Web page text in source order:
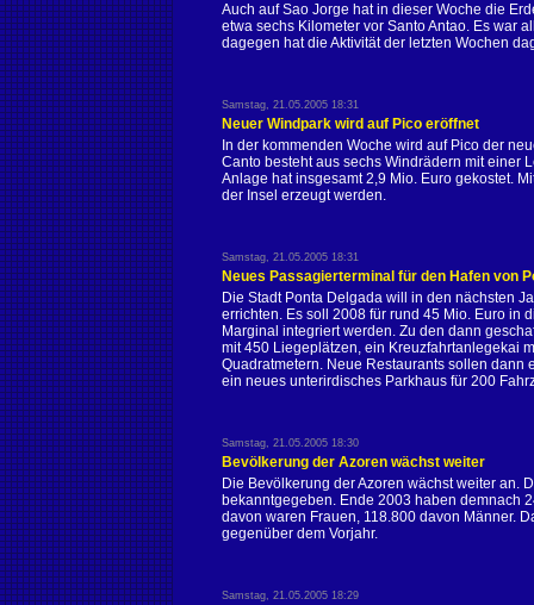
Auch auf Sao Jorge hat in dieser Woche die
etwa sechs Kilometer vor Santo Antao. Es war
dagegen hat die Aktivität der letzten Wochen
Samstag, 21.05.2005 18:31
Neuer Windpark wird auf Pico eröffnet
In der kommenden Woche wird auf Pico der
Canto besteht aus sechs Windrädern mit einer
Anlage hat insgesamt 2,9 Mio. Euro gekostet.
der Insel erzeugt werden.
Samstag, 21.05.2005 18:31
Neues Passagierterminal für den Hafen von
Die Stadt Ponta Delgada will in den nächsten
errichten. Es soll 2008 für rund 45 Mio. Euro in
Marginal integriert werden. Zu den dann
mit 450 Liegeplätzen, ein Kreuzfahrtanlegekai
Quadratmetern. Neue Restaurants sollen
ein neues unterirdisches Parkhaus für 200
Samstag, 21.05.2005 18:30
Bevölkerung der Azoren wächst weiter
Die Bevölkerung der Azoren wächst weiter an.
bekanntgegeben. Ende 2003 haben demnach
davon waren Frauen, 118.800 davon Männer.
gegenüber dem Vorjahr.
Samstag, 21.05.2005 18:29